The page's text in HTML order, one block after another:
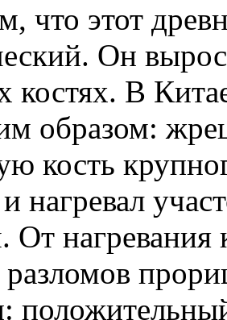
что этот
Он
костях. В
образом:
кость
нагревал
От нагревания